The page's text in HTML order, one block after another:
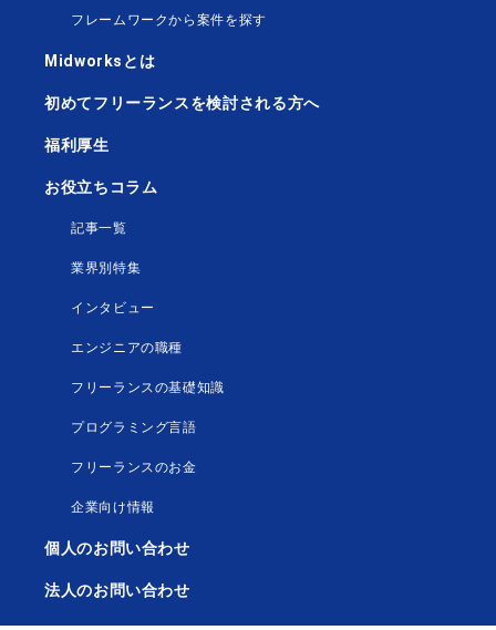
フレームワークから案件を探す
Midworksとは
初めてフリーランスを検討される方へ
福利厚生
お役立ちコラム
記事一覧
業界別特集
インタビュー
エンジニアの職種
フリーランスの基礎知識
プログラミング言語
フリーランスのお金
企業向け情報
個人のお問い合わせ
法人のお問い合わせ